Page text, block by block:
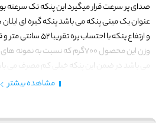
صدای پر سرعت قرار میگیرد این پنکه تک سرعته
وزن این محصول 700گرم که نسبت به
می باشد در ضمن این پنکه خیلی کم مصرف می
طراحی و انعطاف پایه میتوان به عنوان پنکه رو
مشاهده بیشتر